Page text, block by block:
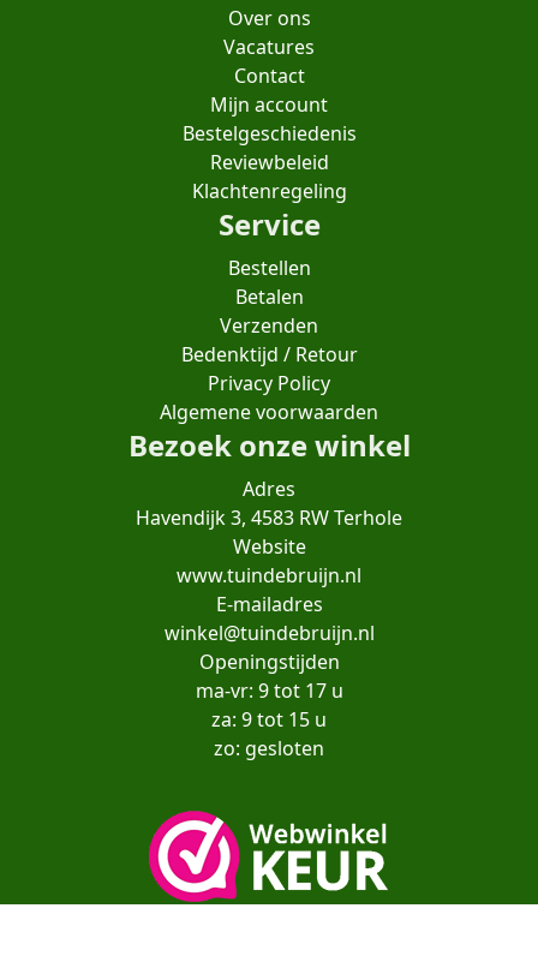
Over ons
Vacatures
Contact
Mijn account
Bestelgeschiedenis
Reviewbeleid
Klachtenregeling
Service
Bestellen
Betalen
Verzenden
Bedenktijd / Retour
Privacy Policy
Algemene voorwaarden
Bezoek onze winkel
Adres
Havendijk 3, 4583 RW Terhole
Website
www.tuindebruijn.nl
E-mailadres
winkel@tuindebruijn.nl
Openingstijden
ma-vr: 9 tot 17 u
za: 9 tot 15 u
zo: gesloten